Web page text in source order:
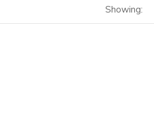
Showing: